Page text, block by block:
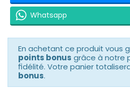
Whatsapp
En achetant ce produit vous
points bonus grâce à notre
fidélité. Votre panier
bonus.